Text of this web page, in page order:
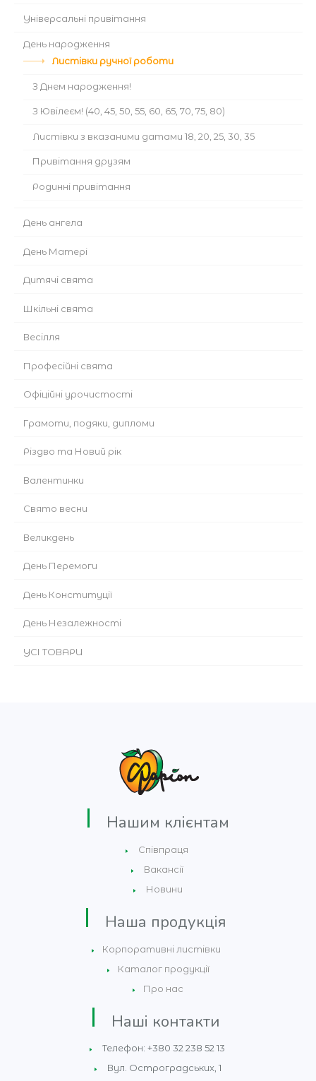
Універсальні привітання
День народження
Листівки ручної роботи
З Днем народження!
З Ювілеєм! (40, 45, 50, 55, 60, 65, 70, 75, 80)
Листівки з вказаними датами 18, 20, 25, 30, 35
Привітання друзям
Родинні привітання
День ангела
День Матері
Дитячі свята
Шкільні свята
Весілля
Професійні свята
Офіційні урочистості
Грамоти, подяки, дипломи
Різдво та Новий рік
Валентинки
Cвято весни
Великдень
День Перемоги
День Конституції
День Незалежності
УСІ ТОВАРИ
Нашим клієнтам
Співпраця
Вакансії
Новини
Наша продукція
Корпоративні листівки
Каталог продукції
Про нас
Наші контакти
Телефон: +380 32 238 52 13
Вул. Остроградських, 1